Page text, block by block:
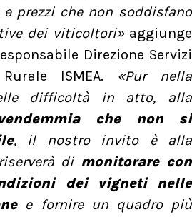
prezzi che non soddisfano
dei viticoltori»aggiunge
Direzione Servizi
ISMEA. «Pur nella
difficoltà in atto, alla
che non si
, il nostro invito è alla
di monitorare con
dei vigneti nelle
e fornire un quadro più